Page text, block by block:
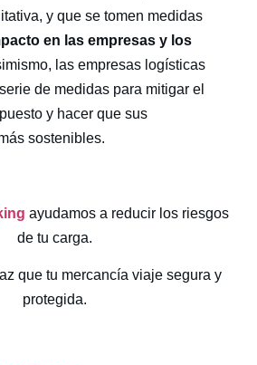
y que se tomen medidas
en las empresas y los
las empresas logísticas
de medidas para mitigar el
y hacer que sus
sostenibles.
ayudamos a reducir los riesgos
de tu carga.
que tu mercancía viaje segura y
protegida.